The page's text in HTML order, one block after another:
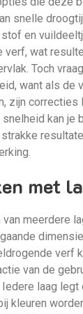
snelle
en
verf, wat
Toch
want als de
zijn correcties
snelheid kan je
met
van meerdere
verf
van de
laag
kleuren